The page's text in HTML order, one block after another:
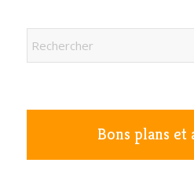
Bons plans et